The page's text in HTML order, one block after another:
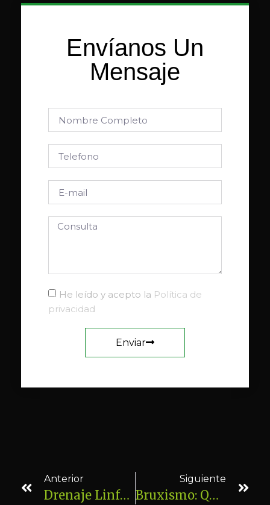
Envíanos Un
Mensaje
He leído y acepto la Política de
privacidad
Enviar
Anterior
Drenaje Linfático Manual En El Embarazo: Beneficios, Seguridad Y Cuándo Está Indicado
Siguiente
Bruxismo: Qué Es, Síntomas Y Cómo Puede Ayudarte La Fisioterapia